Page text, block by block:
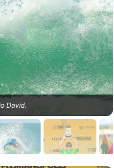
David.